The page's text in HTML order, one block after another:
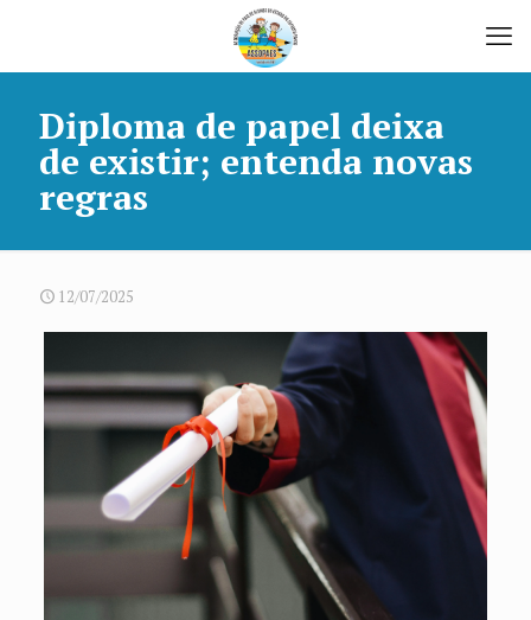
Diploma de papel deixa
de existir; entenda novas
regras
12/07/2025